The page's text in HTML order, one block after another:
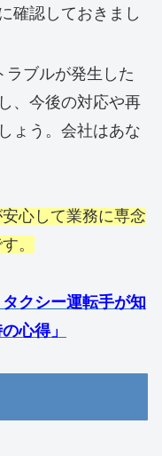
確認しておきまし
ラブルが発生した
、今後の対応や再
ょう。会社はあな
心して業務に専念
。
クシー運転手が知
心得」